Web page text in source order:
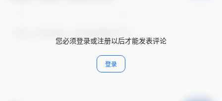
您必须登录或注册以后才能发表评论
登录